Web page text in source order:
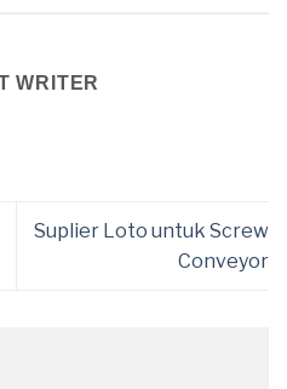
WRITER
Suplier Loto untuk Screw
Conveyor